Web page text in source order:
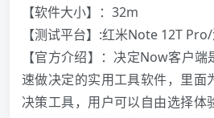
【软件大小】：32m
【测试平台】:红米Note 12T
【官方介绍】：决定Now客户
速做决定的实用工具软件，里面
决策工具，用户可以自由选择体